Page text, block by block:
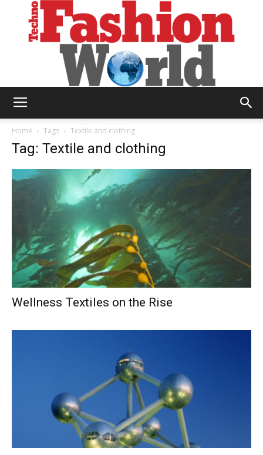
Home Tags Textile and clothing
Tag: Textile and clothing
Wellness Textiles on the Rise